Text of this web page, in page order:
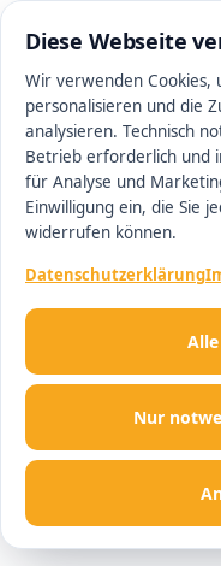
0511 13221100
Diese Webseite
Wir verwenden Cookies,
personalisieren und die
analysieren. Technisch
Betrieb erforderlich und
für Analyse und
Einwilligung ein, die Sie
widerrufen können.
Datenschutzerklärung
Nur